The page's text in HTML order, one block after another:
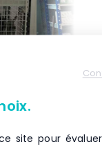
site pour